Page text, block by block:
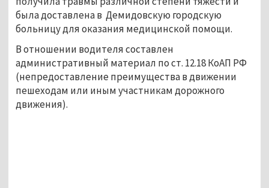
была доставлена в ​ Демидовскую городскую
больницу для оказания медицинской помощи.
В отношении водителя составлен
административный материал по ст. 12.18 КоАП РФ
(непредоставление преимущества в движении
пешеходам или иным участникам дорожного
движения).